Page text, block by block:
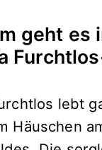
geht es
lebt
Häuschen